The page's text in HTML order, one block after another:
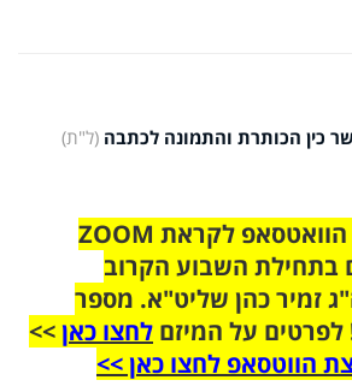
כין הכותרת והתמונה לכתבה (ל"ת)
הצטרפו לקבוצת הוואטסאפ לקראת ZOOM
בתחילת השבוע הקרוב
זמיר כהן שליט"א. מספר
על המיזם לחצו כאן>>
הווטסאפ לחצו כאן >>